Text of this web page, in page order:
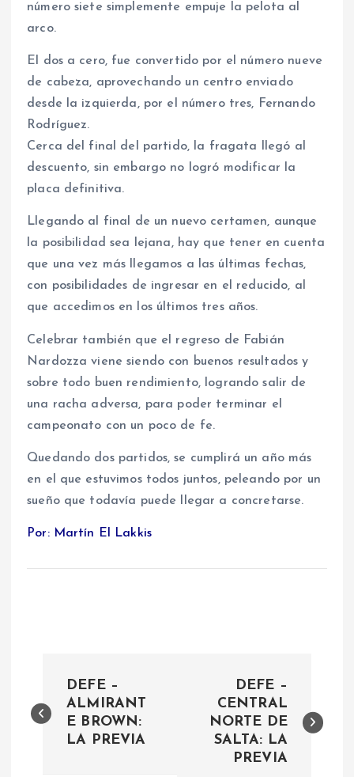
número siete simplemente empuje la pelota al
arco.
El dos a cero, fue convertido por el número nueve
de cabeza, aprovechando un centro enviado
desde la izquierda, por el número tres, Fernando
Rodríguez.
Cerca del final del partido, la fragata llegó al
descuento, sin embargo no logró modificar la
placa definitiva.
Llegando al final de un nuevo certamen, aunque
la posibilidad sea lejana, hay que tener en cuenta
que una vez más llegamos a las últimas fechas,
con posibilidades de ingresar en el reducido, al
que accedimos en los últimos tres años.
Celebrar también que el regreso de Fabián
Nardozza viene siendo con buenos resultados y
sobre todo buen rendimiento, logrando salir de
una racha adversa, para poder terminar el
campeonato con un poco de fe.
Quedando dos partidos, se cumplirá un año más
en el que estuvimos todos juntos, peleando por un
sueño que todavía puede llegar a concretarse.
Por: Martín El Lakkis
a
DEFE –
ALMIRANT
E BROWN:
LA PREVIA
DEFE –
CENTRAL
NORTE DE
SALTA: LA
PREVIA